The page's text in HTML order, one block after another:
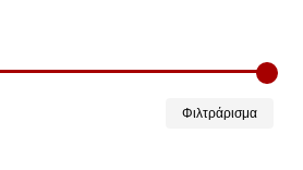
Φιλτράρισμα